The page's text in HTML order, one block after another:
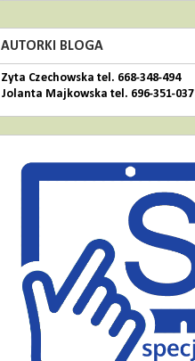
AUTORKI BLOGA
Zyta Czechowska tel. 668-348-494
Jolanta Majkowska tel. 696-351-037